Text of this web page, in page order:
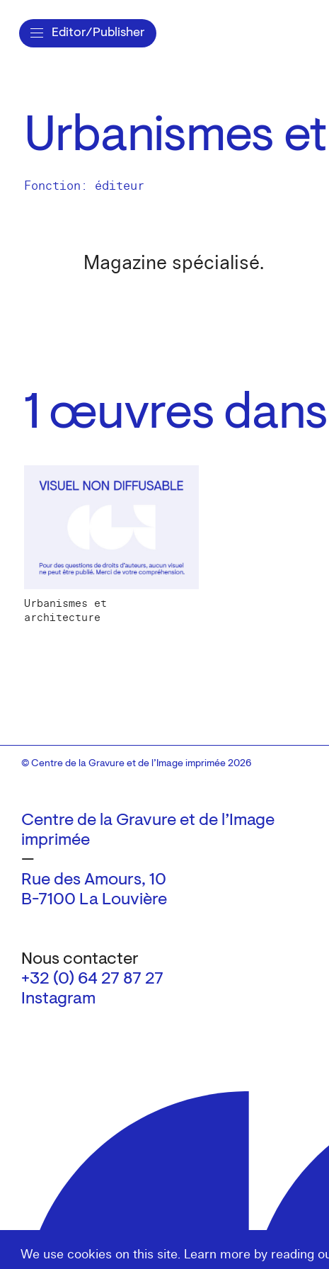
Editor/Publisher
We use cookies on this site. Learn more by reading
Urbanismes
Fonction: éditeur
Magazine spécialisé.
1 œuvres
Urbanismes et
architecture
Centre de la Gravure et de l’Image
imprimée
—
Rue des Amours, 10
B-7100 La Louvière
Nous contacter
+32 (0) 64 27 87 27
Instagram
© Centre de la Gravure et de l’Image imprimée 2026